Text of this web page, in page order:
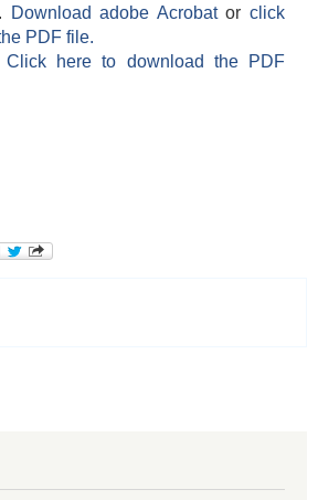
Download adobe Acrobatorclick
PDF file.
Click here to download the PDF